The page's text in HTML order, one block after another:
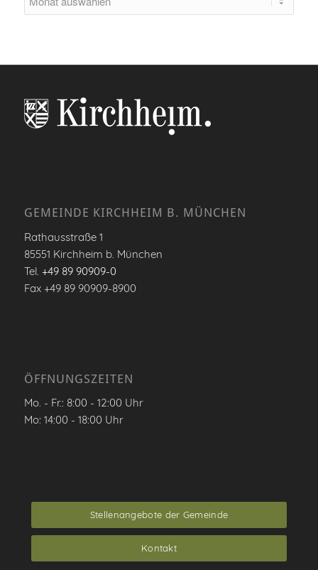
GEMEINDE KIRCHHEIM B. MÜNCHEN
Rathausstraße 1
85551 Kirchheim b. München
Tel. +49 89 90909-0
Fax +49 89 90909-8900
ÖFFNUNGSZEITEN
Mo. - Fr.: 8:00 - 12:00 Uhr
Mo: 14:00 - 18:00 Uhr
Stellenangebote der Gemeinde
Kontakt